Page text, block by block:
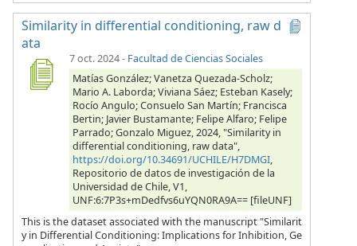
Similarity in differential conditioning, raw d
ata
7 oct. 2024- Facultad de Ciencias Sociales
Matías González; Vanetza Quezada-Scholz;
Mario A. Laborda; Viviana Sáez; Esteban Kasely;
Rocío Angulo; Consuelo San Martín; Francisca
Bertin; Javier Bustamante; Felipe Alfaro; Felipe
Parrado; Gonzalo Miguez, 2024, "Similarity in
differential conditioning, raw data",
https://doi.org/10.34691/UCHILE/H7DMGI,
Repositorio de datos de investigación de la
Universidad de Chile, V1,
UNF:6:7P3s+mDedfvs6uYQN0RA9A== [fileUNF]
This is the dataset associated with the manuscript "Similarit
y in Differential Conditioning: Implications for Inhibition, Ge